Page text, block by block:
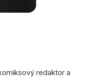
redaktor a